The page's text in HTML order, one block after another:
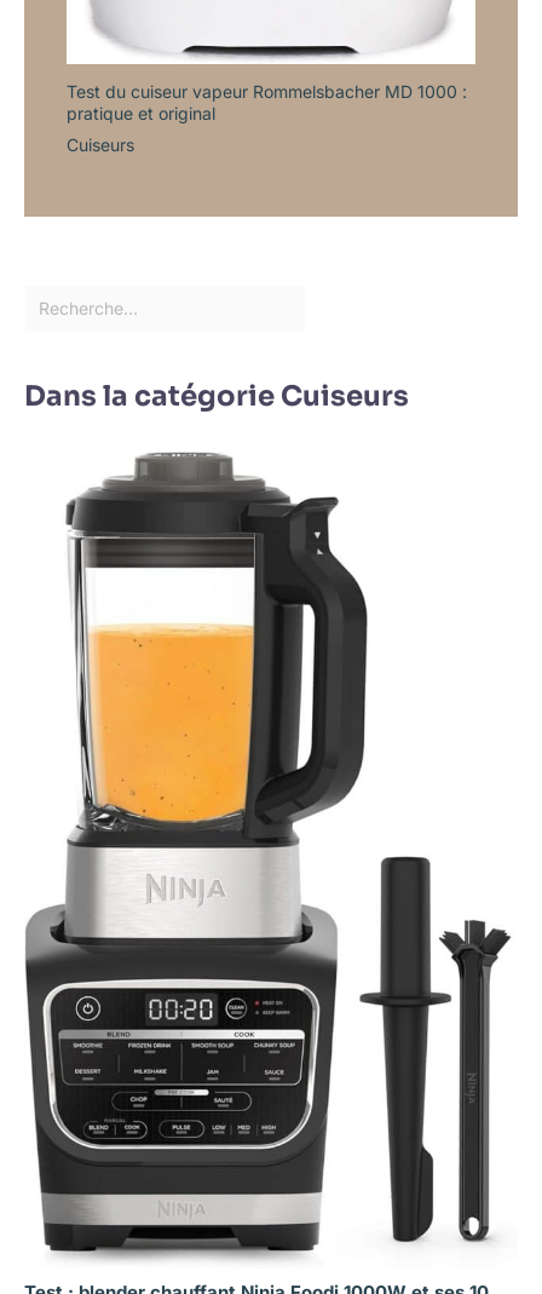
Test du cuiseur vapeur Rommelsbacher MD 1000 :
pratique et original
Cuiseurs
Dans la catégorie Cuiseurs